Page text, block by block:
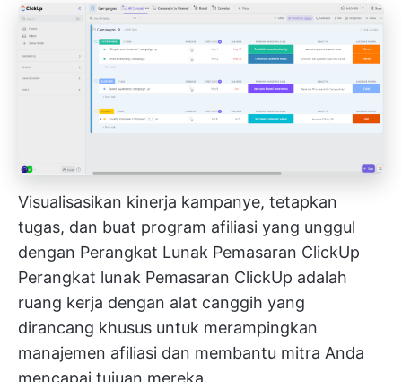
Visualisasikan kinerja kampanye, tetapkan
tugas, dan buat program afiliasi yang unggul
dengan Perangkat Lunak Pemasaran ClickUp
Perangkat lunak Pemasaran ClickUp adalah
ruang kerja dengan alat canggih yang
dirancang khusus untuk merampingkan
manajemen afiliasi dan membantu mitra Anda
mencapai tujuan mereka.